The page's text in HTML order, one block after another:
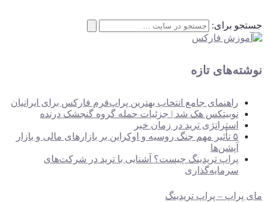
جستجو برای:
نوشته‌های تازه
راهنمای جامع انتخاب بهترین پراپ‌فرم فارکس برای ایرانیان
نوبیتکس هک شد | جزئیات حمله گروه گنجشک درنده
استراتژی ترید در زمان خبر
۵ تأثیر مهم جنگ روسیه و اوکراین بر بازارهای مالی و بازار
آپشن‌ها
پراپ تریدینگ چیست؟ آشنایی با ترید در شرکت‌های
سرمایه‌گذاری
مای پراپ – پراپ تریدینگ